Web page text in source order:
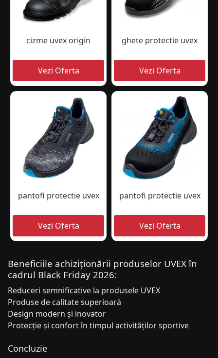
cizme uvex origin ghete protectie uvex
pantofi protectie uvex pantofi protectie uvex
Beneficiile achiziționării produselor UVEX în
cadrul Black Friday 2026:
Reduceri semnificative la produsele UVEX
Produse de calitate superioară
Design modern și inovator
Protecție și confort în timpul activităților sportive
Concluzie